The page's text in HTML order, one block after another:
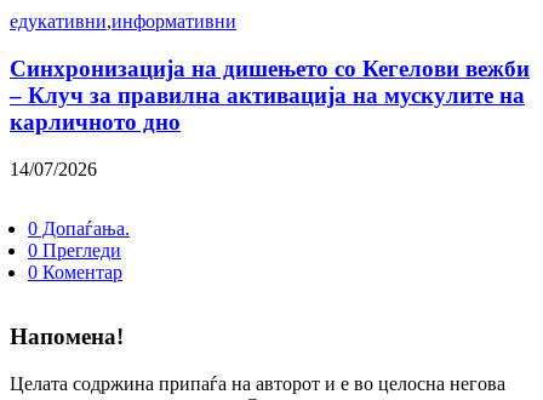
едукативни,информативни
Синхронизација на дишењето со Кегелови вежби
– Клуч за правилна активација на мускулите на
карличното дно
14/07/2026
0 Допаѓања.
0 Прегледи
0 Коментар
Напомена!
Целата содржина припаѓа на авторот и е во целосна негова